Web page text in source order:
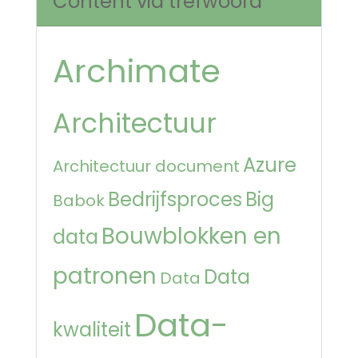
Archimate
Architectuur
Architectuur document Azure
Babok Bedrijfsproces Big
data Bouwblokken en
patronen Data Data
kwaliteit Data-